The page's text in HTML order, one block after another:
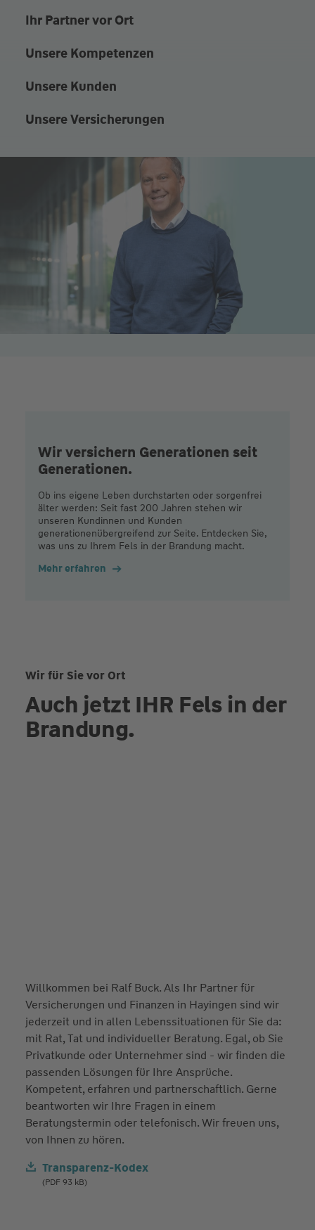
Ihr Partner vor Ort
Unsere Kompetenzen
Unsere Kunden
Unsere Versicherungen
Wir versichern Generationen seit
Generationen.
Ob ins eigene Leben durchstarten oder sorgenfrei
älter werden: Seit fast 200 Jahren stehen wir
unseren Kundinnen und Kunden
generationenübergreifend zur Seite. Entdecken Sie,
was uns zu Ihrem Fels in der Brandung macht.
Mehr erfahren
Wir für Sie vor Ort
Auch jetzt IHR Fels in der
Brandung.
Willkommen bei Ralf Buck. Als Ihr Partner für
Versicherungen und Finanzen in Hayingen sind wir
jederzeit und in allen Lebenssituationen für Sie da:
mit Rat, Tat und individueller Beratung. Egal, ob Sie
Privatkunde oder Unternehmer sind - wir finden die
passenden Lösungen für Ihre Ansprüche.
Kompetent, erfahren und partnerschaftlich. Gerne
beantworten wir Ihre Fragen in einem
Beratungstermin oder telefonisch. Wir freuen uns,
von Ihnen zu hören.
Transparenz-Kodex
(PDF 93 kB)